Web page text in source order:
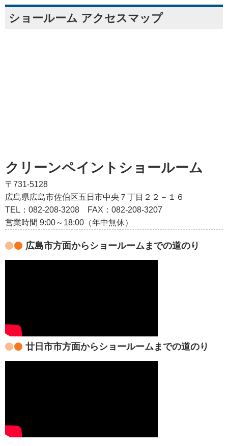
ショールーム アクセスマップ
クリーンペイントショールーム
〒731-5128
広島県広島市佐伯区五日市中央７丁目２２－１６
TEL：082‐208‐3208
FAX：082-208-3207
営業時間 9:00～18:00（年中無休）
広島市方面からショールームまでの道のり
廿日市市方面からショールームまでの道のり